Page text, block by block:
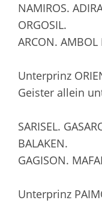
NAMIROS.
ORGOSIL.
ARCON.
Unterprinz
Geister allein
SARISEL.
BALAKEN.
GAGISON.
Unterprinz